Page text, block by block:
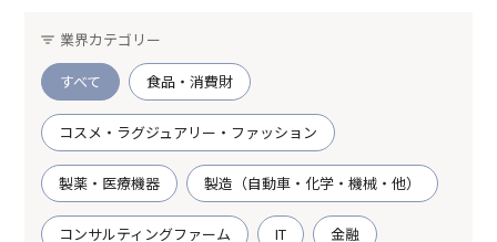
業界カテゴリー
すべて
食品・消費財
コスメ・ラグジュアリー・ファッション
製薬・医療機器 製造（自動車・化学・機械・他）
コンサルティングファーム IT 金融